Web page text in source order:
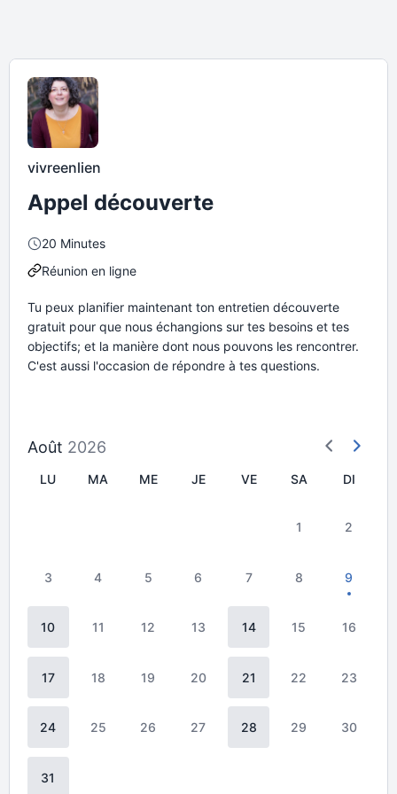
vivreenlien
Appel découverte
20 Minutes
Réunion en ligne
Tu peux planifier maintenant ton entretien découverte
gratuit pour que nous échangions sur tes besoins et tes
objectifs; et la manière dont nous pouvons les rencontrer.
C'est aussi l'occasion de répondre à tes questions.
Août 2026
LU MA ME JE VE SA DI
1 2
3 4 5 6 7 8 9
10 11 12 13 14 15 16
17 18 19 20 21 22 23
24 25 26 27 28 29 30
31